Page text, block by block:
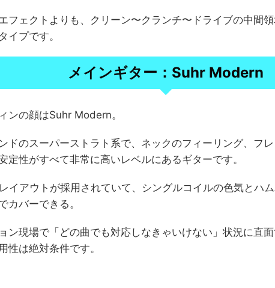
フェクトよりも、クリーン〜クランチ〜ドライブの中間
イプです。
メインギター：Suhr Modern
ンの顔はSuhr Modern。
ドのスーパーストラト系で、ネックのフィーリング、フ
定性がすべて非常に高いレベルにあるギターです。
イアウトが採用されていて、シングルコイルの色気とハ
カバーできる。
ン現場で「どの曲でも対応しなきゃいけない」状況に直面
性は絶対条件です。